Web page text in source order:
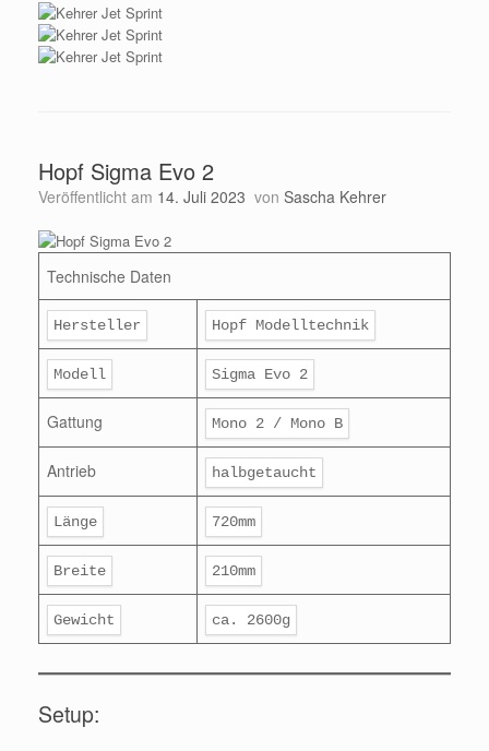
Hopf Sigma Evo 2
Veröffentlicht am 14. Juli 2023 von Sascha Kehrer
Technische Daten
Hersteller Hopf Modelltechnik
Modell Sigma Evo 2
Gattung Mono 2 / Mono B
Antrieb halbgetaucht
Länge 720mm
Breite 210mm
Gewicht ca. 2600g
Setup: